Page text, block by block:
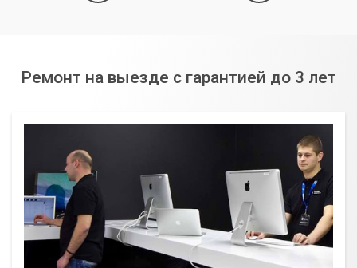
Ремонт на выезде с гарантией до 3 лет